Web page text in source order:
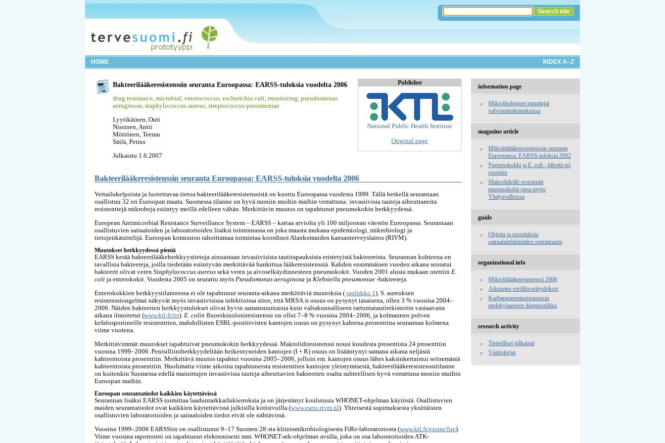
HOME INDEX A–Z
Publisher
National Public Health Institute
Original page
Bakteerilääkeresistenssin seuranta Euroopassa: EARSS-tuloksia vuodelta 2006
drug resistance, microbial enterococcus escherichia coli monitoring pseudomonas
aeruginosa staphylococcus aureus streptococcus pneumoniae
Lyytikäinen, Outi
Nissinen, Antti
Möttönen, Teemu
Säilä, Petrus
Julkaistu 1.6.2007
Bakteerilääkeresistenssin seuranta Euroopassa: EARSS-tuloksia vuodelta 2006
Vertailukelpoista ja luotettavaa tietoa bakteerilääkeresistenssistä on koottu Euroopassa vuodesta 1999. Tällä hetkellä seurantaan
osallistuu 32 eri Euroopan maata. Suomessa tilanne on hyvä moniin muihin maihin verrattuna: invasiivisia tauteja aiheuttaneita
resistenttejä mikrobeja esiintyy meillä edelleen vähän. Merkittävin muutos on tapahtunut pneumokokin herkkyydessä.
European Antimicrobial Resistance Surveillance System – EARSS – kattaa arviolta yli 100 miljoonan väestön Euroopassa. Seurantaan
osallistuvien sairaaloiden ja laboratorioiden lisäksi toiminnassa on joka maasta mukana epidemiologi, mikrobiologi ja
tietojenkäsittelijä. Euroopan komission rahoittamaa toimintaa koordinoi Alankomaiden kansanterveyslaitos (RIVM).
Muutokset herkkyydessä pieniä
EARSS kerää bakteerilääkeherkkyystietoja ainoastaan invasiivisista tautitapauksista eristetyistä bakteereista. Seurannan kohteena on
tavallisia bakteereja, joilla tiedetään esiintyvän merkittävää hankittua lääkeresistenssiä. Kahden ensimmäisen vuoden aikana seuratut
bakteerit olivat veren Staphylococcus aureus sekä veren ja aivoselkäydinnesteen pneumokokit. Vuoden 2001 alusta mukaan otettiin E.
coli ja enterokokit. Vuodesta 2005 on seurattu myös Pseudomonas aeruginosa ja Klebsiella pneumoniae -bakteereja.
Enterokokkien herkkyystilanteessa ei ole tapahtunut seuranta-aikana merkittäviä muutoksia ( taulukko 1). S. aureuksen
resistenssiongelmat näkyvät myös invasiivisissa infektioissa siten, että MRSA:n osuus on pysynyt tasaisena, ollen 3 % vuosina 2004–
2006. Näiden bakteerien herkkyystulokset olivat hyvin samansuuntaisia kuin valtakunnalliseen tartuntatautirekisteriin vastaavana
aikana ilmoitetut (www.ktl.fi/ttr). E. colin fluorokinoloniresistenssi on ollut 7–8 % vuosina 2004–2006, ja kolmannen polven
kefalosporiineille resistenttien, mahdollisten ESBL-positiivisten kantojen osuus on pysynyt kahtena prosenttina seurannan kolmena
viime vuotena.
Merkittävimmät muutokset tapahtuivat pneumokokin herkkyydessä. Makrolidiresistenssi nousi kuudesta prosentista 24 prosenttiin
vuosina 1999–2006. Penisilliiniherkkyydeltään heikentyneiden kantojen (I + R) osuus on lisääntynyt samana aikana neljästä
kahteentoista prosenttiin. Merkittävä muutos tapahtui vuosina 2005–2006, jolloin em. kantojen osuus lähes kaksinkertaistui seitsemästä
kahteentoista prosenttiin. Huolimatta viime aikoina tapahtuneista resistenttien kantojen yleistymisestä, bakteerilääkeresistenssitilanne
on kuitenkin Suomessa edellä mainittujen invasiivisia tauteja aiheuttavien bakteerien osalta suhteellisen hyvä verrattuna moniin muihin
Euroopan maihin.
Euroopan seurantatiedot kaikkien käytettävissä
Seurannan lisäksi EARSS toimittaa laaduntarkkailukierroksia ja on järjestänyt koulutusta WHONET-ohjelman käytöstä. Osallistuvien
maiden seurantatiedot ovat kaikkien käytettävissä julkisilla kotisivuilla (www.earss.rivm.nl). Yhteisestä sopimuksesta yksittäisten
osallistuvien laboratorioiden ja sairaaloiden tiedot eivät ole nähtävissä.
Vuosina 1999–2006 EARSSiin on osallistunut 9–17 Suomen 28:sta kliinismikrobiologisesta FiRe-laboratoriosta (www.ktl.fi/extras/fire).
Viime vuosina raportointi on tapahtunut elektronisesti mm. WHONET-atk-ohjelman avulla, joka on osa laboratorioiden ATK-
information page
Mikrobiologiset muuttujat
valvontatutkimuksissa
magazine article
Mikrobilääkeresistenssin seuranta
Euroopassa: EARSS-tuloksia 2002
Pneumokokki ja E. coli - liikettä eri
suuntiin
Makrolideille resistentit
pneumokokit riesa myös
Yhdysvalloissa
guide
Ohjeita ja suosituksia
sairaalainfektioiden seurannasta
organizational info
Mikrobilääkeresistenssi 2006
Aikuisten verilikvorlöydökset
Karbapeneemiresistenssin
molekylaarinen diagnostiikka
research activity
Tieteelliset julkaisut
Väitöskirjat